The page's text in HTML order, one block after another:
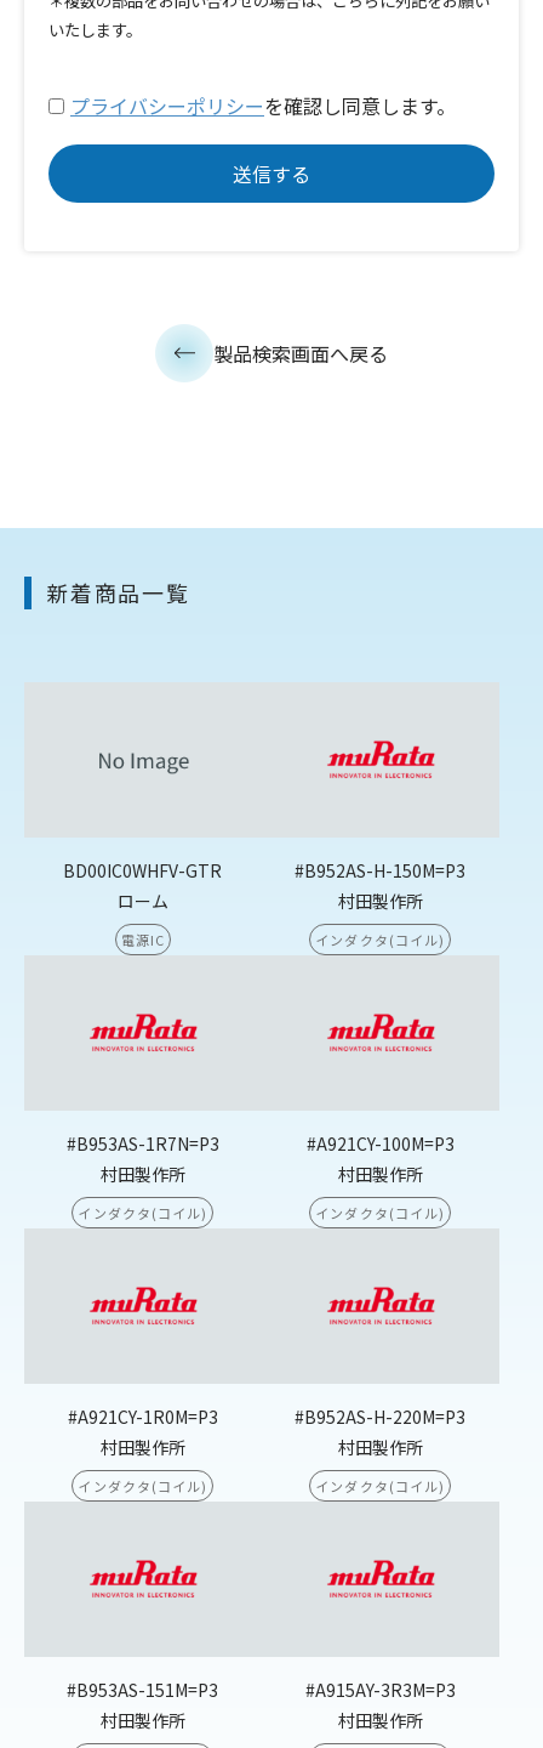
いたします。
プライバシーポリシーを確認し同意します。
製品検索画面へ戻る
新着商品一覧
BD00IC0WHFV-GTR
ローム
電源IC
#B952AS-H-150M=P3
村田製作所
インダクタ(コイル)
#B953AS-1R7N=P3
村田製作所
インダクタ(コイル)
#A921CY-100M=P3
村田製作所
インダクタ(コイル)
#A921CY-1R0M=P3
村田製作所
インダクタ(コイル)
#B952AS-H-220M=P3
村田製作所
インダクタ(コイル)
#B953AS-151M=P3
村田製作所
#A915AY-3R3M=P3
村田製作所